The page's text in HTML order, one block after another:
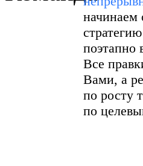
начинаем
поэтапно
Все
Вами, а
по росту
по